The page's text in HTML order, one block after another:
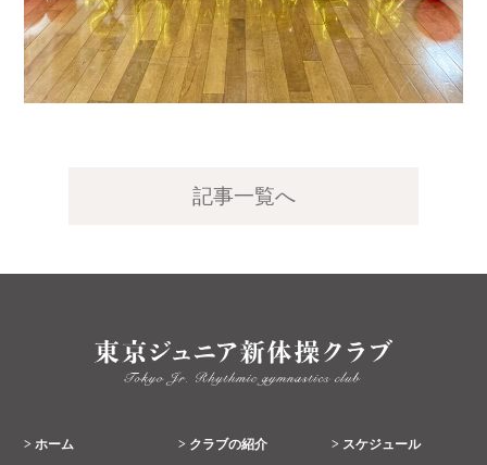
記事一覧へ
> ホーム > クラブの紹介 > スケジュール